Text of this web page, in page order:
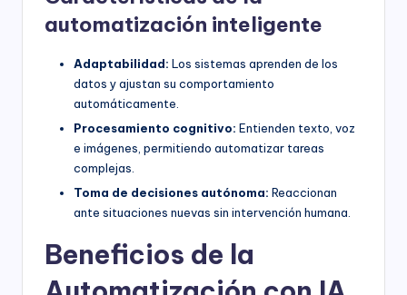
automatización inteligente
Adaptabilidad: Los sistemas aprenden de los
datos y ajustan su comportamiento
automáticamente.
Procesamiento cognitivo: Entienden texto, voz
e imágenes, permitiendo automatizar tareas
complejas.
Toma de decisiones autónoma: Reaccionan
ante situaciones nuevas sin intervención humana.
Beneficios de la